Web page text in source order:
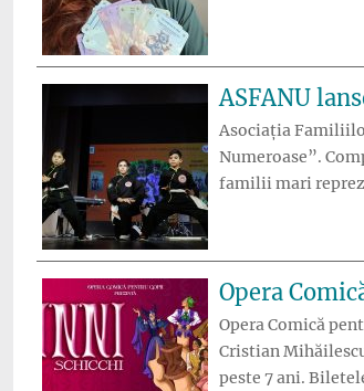
ASFANU
Asociația
Numeroase”.
familii mari
Opera
Opera Comică
Cristian
peste 7 ani.